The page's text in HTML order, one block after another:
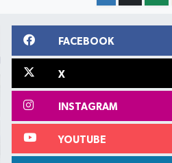
FACEBOOK
X
INSTAGRAM
YOUTUBE